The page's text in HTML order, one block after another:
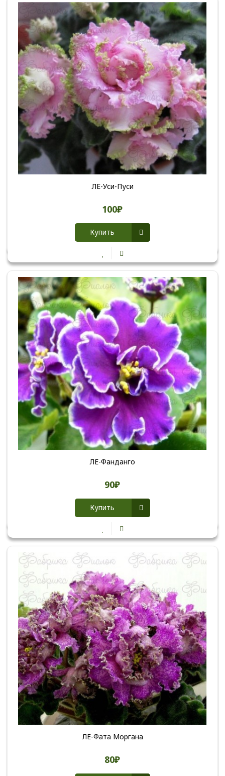
ЛЕ-Уси-Пуси
100₽
Купить
ЛЕ-Фанданго
90₽
Купить
ЛЕ-Фата Моргана
80₽